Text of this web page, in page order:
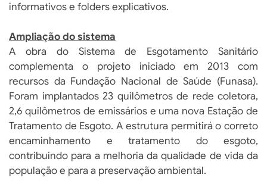
informativos e folders explicativos.
Ampliação do sistema
A obra do Sistema de Esgotamento Sanitário
complementa o projeto iniciado em 2013 com
recursos da Fundação Nacional de Saúde (Funasa).
Foram implantados 23 quilômetros de rede coletora,
2,6 quilômetros de emissários e uma nova Estação de
Tratamento de Esgoto. A estrutura permitirá o correto
encaminhamento e tratamento do esgoto,
contribuindo para a melhoria da qualidade de vida da
população e para a preservação ambiental.